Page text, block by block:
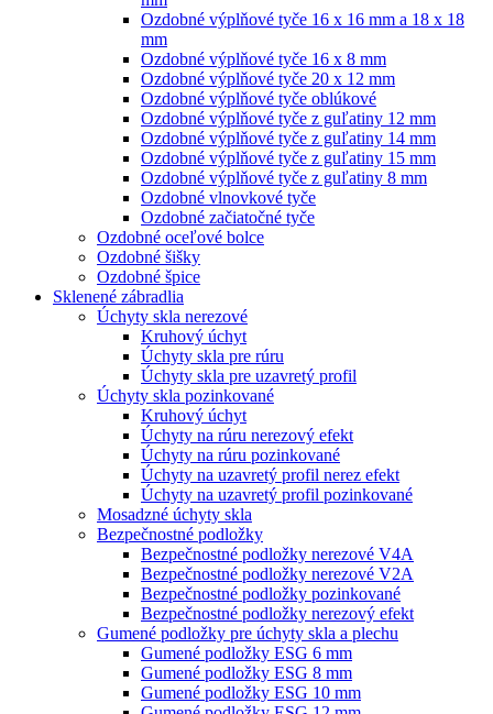
Ozdobné výplňové tyče 16 x 16 mm a 18 x 18
mm
Ozdobné výplňové tyče 16 x 8 mm
Ozdobné výplňové tyče 20 x 12 mm
Ozdobné výplňové tyče oblúkové
Ozdobné výplňové tyče z guľatiny 12 mm
Ozdobné výplňové tyče z guľatiny 14 mm
Ozdobné výplňové tyče z guľatiny 15 mm
Ozdobné výplňové tyče z guľatiny 8 mm
Ozdobné vlnovkové tyče
Ozdobné začiatočné tyče
Ozdobné oceľové bolce
Ozdobné šišky
Ozdobné špice
Sklenené zábradlia
Úchyty skla nerezové
Kruhový úchyt
Úchyty skla pre rúru
Úchyty skla pre uzavretý profil
Úchyty skla pozinkované
Kruhový úchyt
Úchyty na rúru nerezový efekt
Úchyty na rúru pozinkované
Úchyty na uzavretý profil nerez efekt
Úchyty na uzavretý profil pozinkované
Mosadzné úchyty skla
Bezpečnostné podložky
Bezpečnostné podložky nerezové V4A
Bezpečnostné podložky nerezové V2A
Bezpečnostné podložky pozinkované
Bezpečnostné podložky nerezový efekt
Gumené podložky pre úchyty skla a plechu
Gumené podložky ESG 6 mm
Gumené podložky ESG 8 mm
Gumené podložky ESG 10 mm